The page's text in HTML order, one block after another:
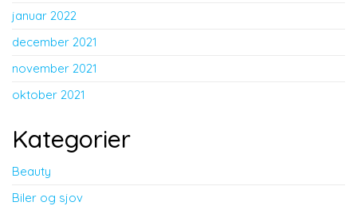
januar 2022
december 2021
november 2021
oktober 2021
Kategorier
Beauty
Biler og sjov